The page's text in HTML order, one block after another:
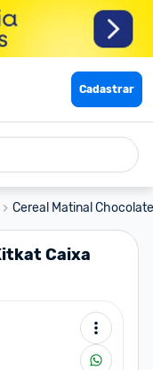
Cadastrar
Cereal Matinal
Caixa